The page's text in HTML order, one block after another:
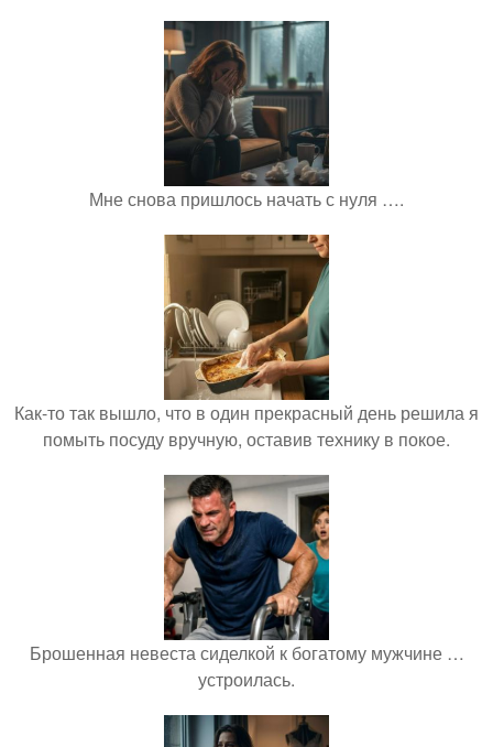
Мне снова пришлось начать с нуля ….
Как-то так вышло, что в один прекрасный день решила я
помыть посуду вручную, оставив технику в покое.
Брошенная невеста сиделкой к богатому мужчине …
устроилась.